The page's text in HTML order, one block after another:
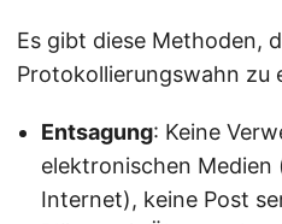
Es gibt diese Methoden,
Protokollierungswahn zu
Entsagung: Keine
elektronischen Medien
Internet), keine Post